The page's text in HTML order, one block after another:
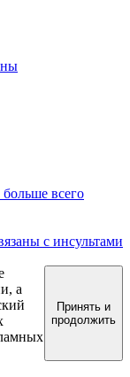
всего
с инсультами
а
Принять и
продолжить